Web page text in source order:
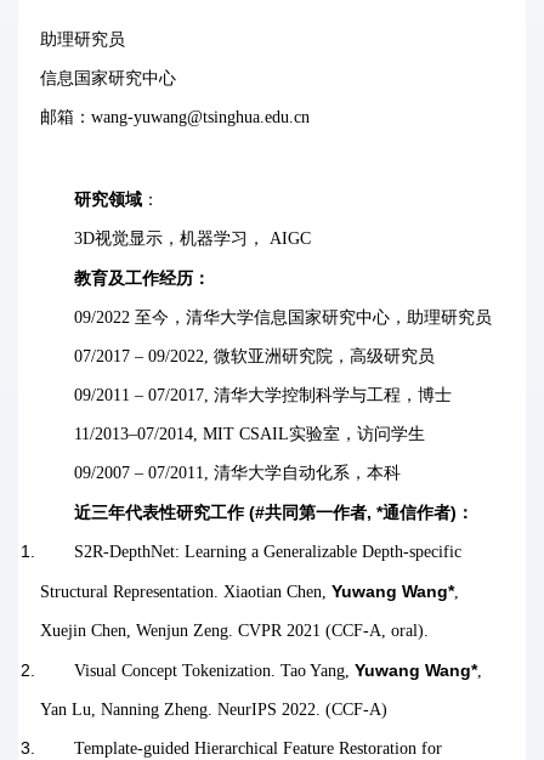
助理研究员
信息国家研究中心
邮箱：wang-yuwang@tsinghua.edu.cn
研究领域：
3D视觉显示，机器学习， AIGC
教育及工作经历：
09/2022 至今，清华大学信息国家研究中心，助理研究员
07/2017 – 09/2022, 微软亚洲研究院，高级研究员
09/2011 – 07/2017, 清华大学控制科学与工程，博士
11/2013–07/2014, MIT CSAIL实验室，访问学生
09/2007 – 07/2011, 清华大学自动化系，本科
近三年代表性研究工作(#共同第一作者, *通信作者) ：
S2R-DepthNet: Learning a Generalizable Depth-specific
Structural Representation. Xiaotian Chen, Yuwang Wang*,
Xuejin Chen, Wenjun Zeng. CVPR 2021 (CCF-A, oral).
Visual Concept Tokenization. Tao Yang, Yuwang Wang*,
Yan Lu, Nanning Zheng. NeurIPS 2022. (CCF-A)
Template-guided Hierarchical Feature Restoration for